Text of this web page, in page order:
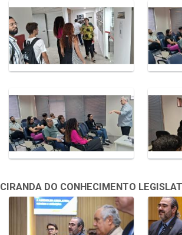
CIRANDA DO CONHECIMENTO
Galeria de Mídias